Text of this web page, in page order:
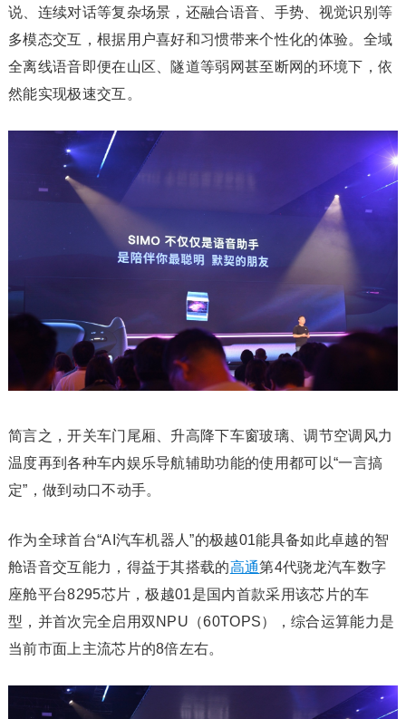
说、连续对话等复杂场景，还融合语音、手势、视觉识别等
多模态交互，根据用户喜好和习惯带来个性化的体验。全域
全离线语音即便在山区、隧道等弱网甚至断网的环境下，依
然能实现极速交互。
简言之，开关车门尾厢、升高降下车窗玻璃、调节空调风力
温度再到各种车内娱乐导航辅助功能的使用都可以“一言搞
定”，做到动口不动手。
作为全球首台“AI汽车机器人”的极越01能具备如此卓越的智
舱语音交互能力，得益于其搭载的高通第4代骁龙汽车数字
座舱平台8295芯片，极越01是国内首款采用该芯片的车
型，并首次完全启用双NPU（60TOPS），综合运算能力是
当前市面上主流芯片的8倍左右。